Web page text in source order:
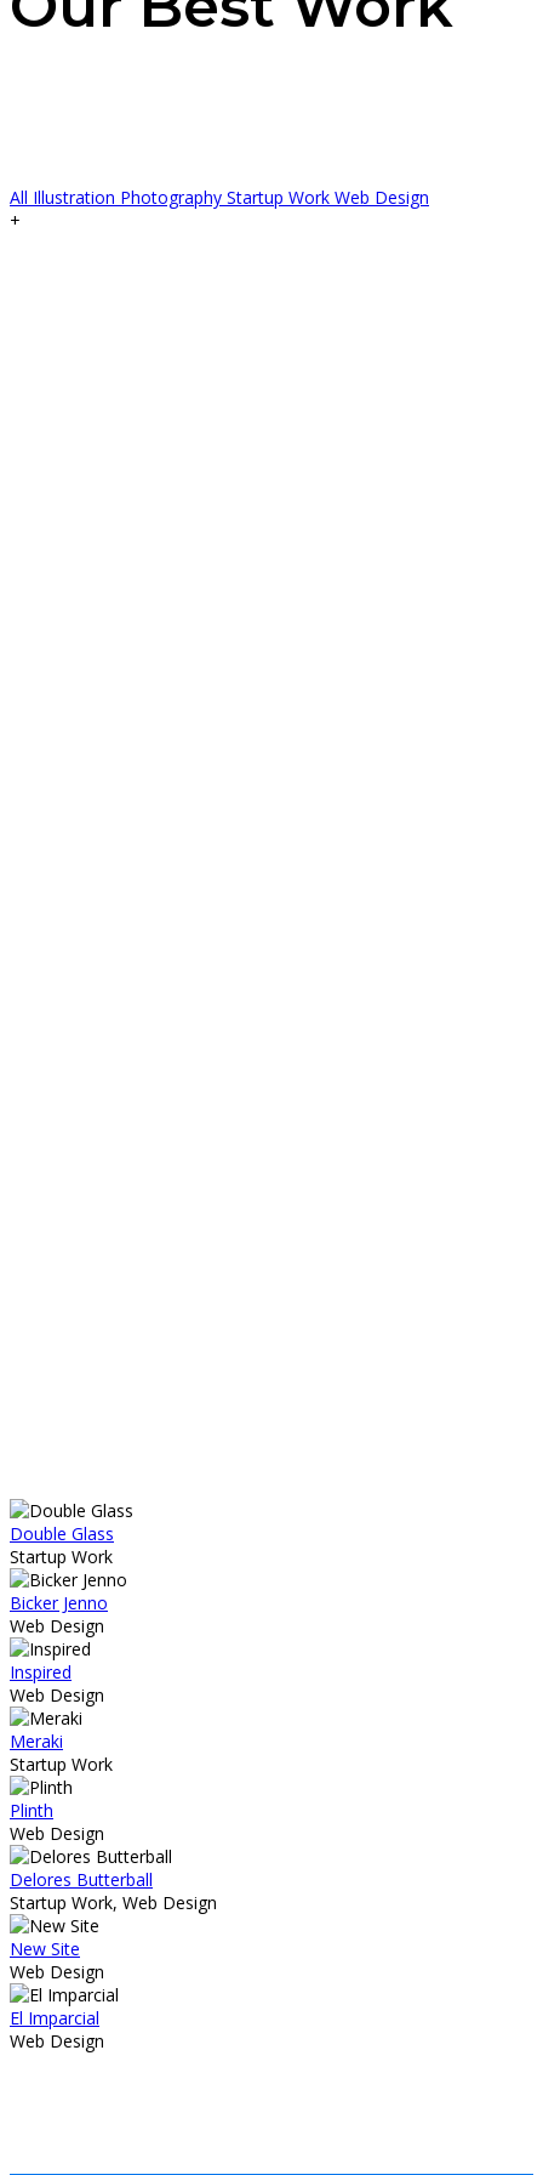
All Illustration Photography Startup Work Web Design
+
Double Glass
Startup Work
Bicker Jenno
Web Design
Inspired
Web Design
Meraki
Startup Work
Plinth
Web Design
Delores Butterball
Startup Work, Web Design
New Site
Web Design
El Imparcial
Web Design